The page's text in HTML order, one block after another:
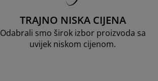
TRAJNO NISKA CIJENA
Odabrali smo širok izbor proizvoda sa
uvijek niskom cijenom.